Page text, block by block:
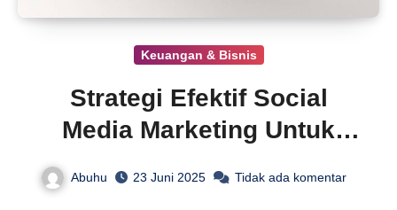
Keuangan & Bisnis
Strategi Efektif Social
Media Marketing Untuk
Abuhu 23 Juni 2025 Tidak ada komentar